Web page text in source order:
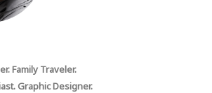
Family Traveler.
Graphic Designer.